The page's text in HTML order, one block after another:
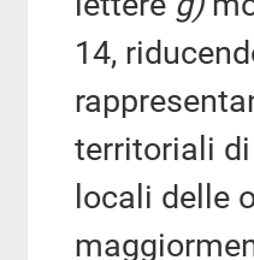
14,
territoriali
locali delle